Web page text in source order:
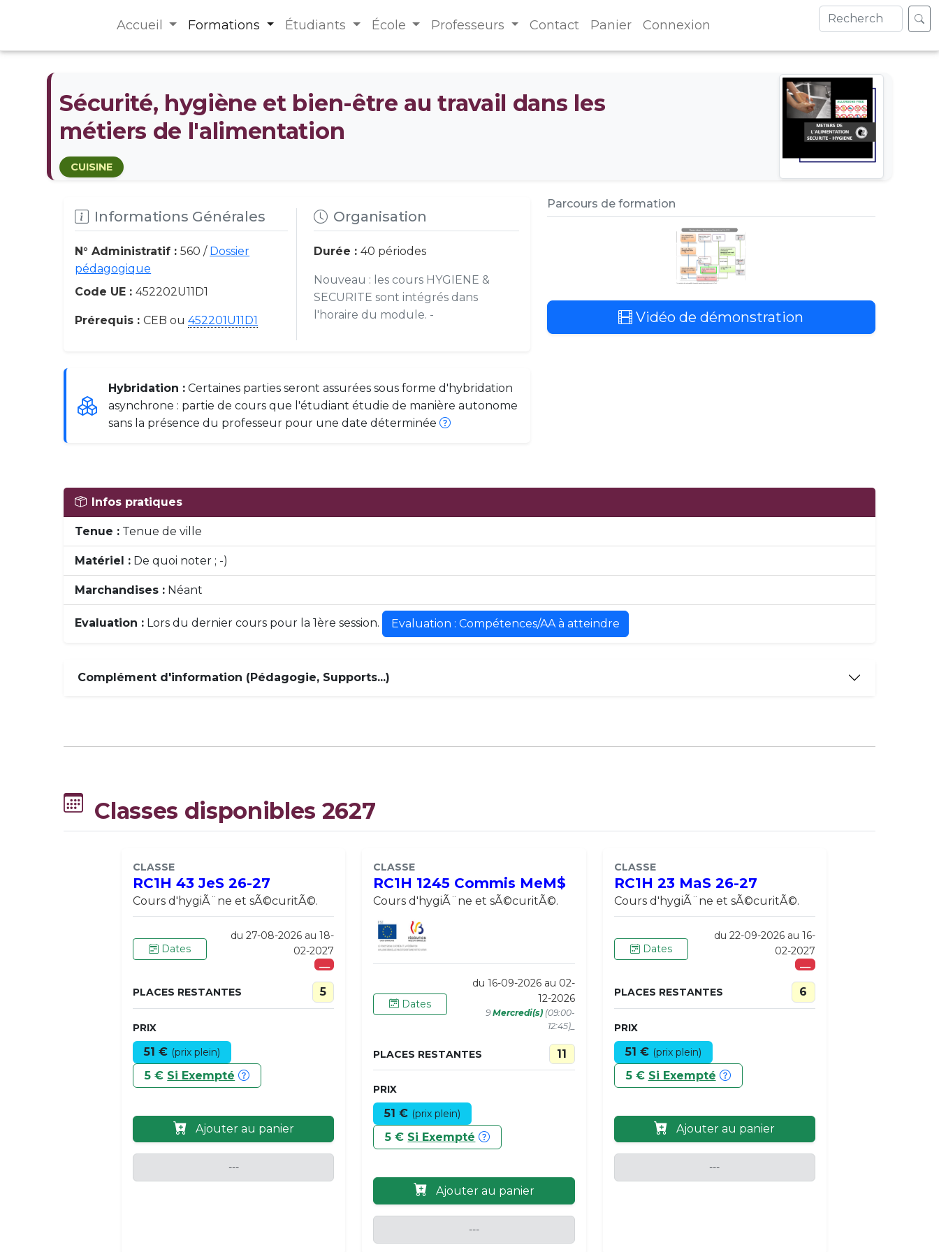
Accueil Formations Étudiants École Professeurs Contact Panier Connexion
Sécurité, hygiène et bien-être au travail dans les
métiers de l'alimentation
CUISINE
Informations Générales
N° Administratif :560 / Dossier
pédagogique
Code UE :452202U11D1
Prérequis :CEB ou452201U11D1
Organisation
Durée : 40 périodes
Nouveau : les cours HYGIENE &
SECURITE sont intégrés dans
l'horaire du module. -
Hybridation : Certaines parties seront assurées sous forme d'hybridation
asynchrone : partie de cours que l'étudiant étudie de manière autonome
sans la présence du professeur pour une date déterminée
Parcours de formation
Vidéo de démonstration
Infos pratiques
Tenue : Tenue de ville
Matériel : De quoi noter ; -)
Marchandises : Néant
Evaluation : Lors du dernier cours pour la 1ère session. Evaluation : Compétences/AA à atteindre
Complément d'information (Pédagogie, Supports...)
Classes disponibles 2627
CLASSE
RC1H 43 JeS 26-27
Cours d'hygiÃ¨ne et sÃ©curitÃ©.
Dates
du 27-08-2026 au 18-
02-2027
___
PLACES RESTANTES 5
PRIX
51 € (prix plein)
5 € Si Exempté
Ajouter au panier
---
CLASSE
RC1H 1245 Commis MeM$
Cours d'hygiÃ¨ne et sÃ©curitÃ©.
Dates
du 16-09-2026 au 02-
12-2026
9 Mercredi(s)(09:00-
12:45)_
PLACES RESTANTES 11
PRIX
51 € (prix plein)
5 € Si Exempté
Ajouter au panier
---
CLASSE
RC1H 23 MaS 26-27
Cours d'hygiÃ¨ne et sÃ©curitÃ©.
Dates
du 22-09-2026 au 16-
02-2027
___
PLACES RESTANTES 6
PRIX
51 € (prix plein)
5 € Si Exempté
Ajouter au panier
---